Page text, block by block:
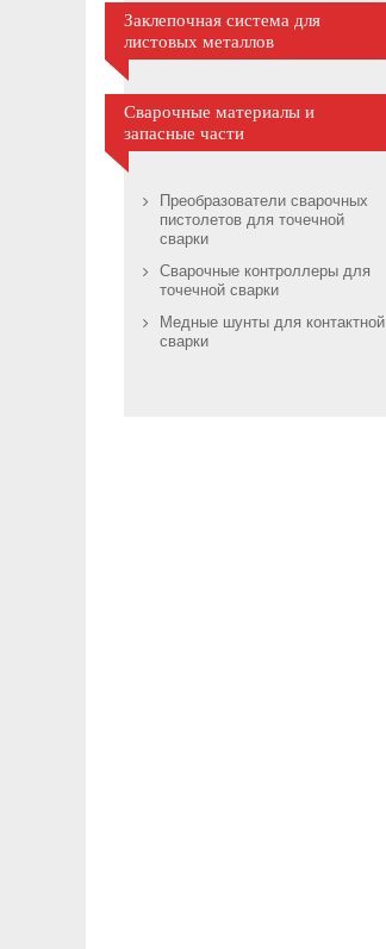
Заклепочная система для
листовых металлов
Сварочные материалы и
запасные части
Преобразователи сварочных
пистолетов для точечной
сварки
Сварочные контроллеры для
точечной сварки
Медные шунты для контактной
сварки